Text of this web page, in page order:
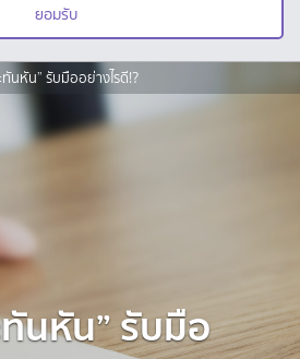
ยอมรับ
นหัน” รับมืออย่างไรดี!?
นหัน” รับมือ